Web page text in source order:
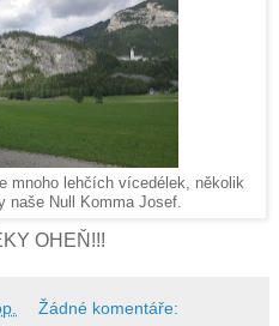
mnoho lehčích vícedélek, několik
naše Null Komma Josef.
OHEŇ!!!
Žádné komentáře: